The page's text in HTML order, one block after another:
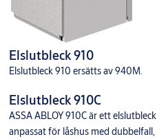
Elslutbleck 910
Elslutbleck 910 ersätts av 940M.
Elslutbleck 910C
ASSA ABLOY 910C är ett
anpassat för låshus med